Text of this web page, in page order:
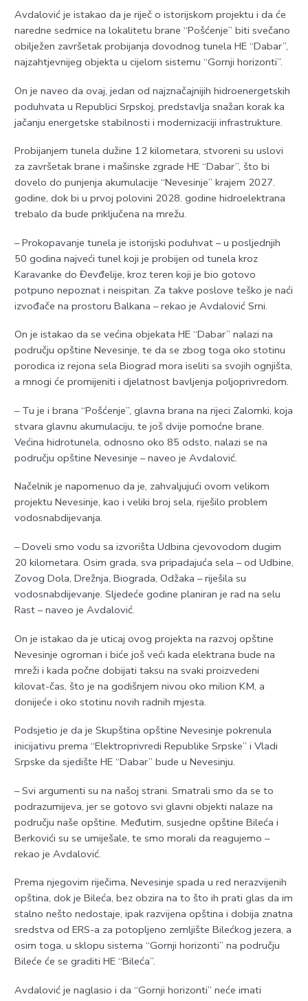
Avdalović je istakao da je riječ o istorijskom projektu i da će
naredne sedmice na lokalitetu brane “Pošćenje” biti svečano
obilježen završetak probijanja dovodnog tunela HE “Dabar”,
najzahtjevnijeg objekta u cijelom sistemu “Gornji horizonti”.
On je naveo da ovaj, jedan od najznačajnijih hidroenergetskih
poduhvata u Republici Srpskoj, predstavlja snažan korak ka
jačanju energetske stabilnosti i modernizaciji infrastrukture.
Probijanjem tunela dužine 12 kilometara, stvoreni su uslovi
za završetak brane i mašinske zgrade HE “Dabar”, što bi
dovelo do punjenja akumulacije “Nevesinje” krajem 2027.
godine, dok bi u prvoj polovini 2028. godine hidroelektrana
trebalo da bude priključena na mrežu.
– Prokopavanje tunela je istorijski poduhvat – u posljednjih
50 godina najveći tunel koji je probijen od tunela kroz
Karavanke do Đevđelije, kroz teren koji je bio gotovo
potpuno nepoznat i neispitan. Za takve poslove teško je naći
izvođače na prostoru Balkana – rekao je Avdalović Srni.
On je istakao da se većina objekata HE “Dabar” nalazi na
području opštine Nevesinje, te da se zbog toga oko stotinu
porodica iz rejona sela Biograd mora iseliti sa svojih ognjišta,
a mnogi će promijeniti i djelatnost bavljenja poljoprivredom.
– Tu je i brana “Pošćenje”, glavna brana na rijeci Zalomki, koja
stvara glavnu akumulaciju, te još dvije pomoćne brane.
Većina hidrotunela, odnosno oko 85 odsto, nalazi se na
području opštine Nevesinje – naveo je Avdalović.
Načelnik je napomenuo da je, zahvaljujući ovom velikom
projektu Nevesinje, kao i veliki broj sela, riješilo problem
vodosnabdijevanja.
– Doveli smo vodu sa izvorišta Udbina cjevovodom dugim
20 kilometara. Osim grada, sva pripadajuća sela – od Udbine,
Zovog Dola, Drežnja, Biograda, Odžaka – riješila su
vodosnabdijevanje. Sljedeće godine planiran je rad na selu
Rast – naveo je Avdalović.
On je istakao da je uticaj ovog projekta na razvoj opštine
Nevesinje ogroman i biće još veći kada elektrana bude na
mreži i kada počne dobijati taksu na svaki proizvedeni
kilovat-čas, što je na godišnjem nivou oko milion KM, a
donijeće i oko stotinu novih radnih mjesta.
Podsjetio je da je Skupština opštine Nevesinje pokrenula
inicijativu prema “Elektroprivredi Republike Srpske” i Vladi
Srpske da sjedište HE “Dabar” bude u Nevesinju.
– Svi argumenti su na našoj strani. Smatrali smo da se to
podrazumijeva, jer se gotovo svi glavni objekti nalaze na
području naše opštine. Međutim, susjedne opštine Bileća i
Berkovići su se umiješale, te smo morali da reagujemo –
rekao je Avdalović.
Prema njegovim riječima, Nevesinje spada u red nerazvijenih
opština, dok je Bileća, bez obzira na to što ih prati glas da im
stalno nešto nedostaje, ipak razvijena opština i dobija znatna
sredstva od ERS-a za potopljeno zemljište Bilećkog jezera, a
osim toga, u sklopu sistema “Gornji horizonti” na području
Bileće će se graditi HE “Bileća”.
Avdalović je naglasio i da “Gornji horizonti” neće imati